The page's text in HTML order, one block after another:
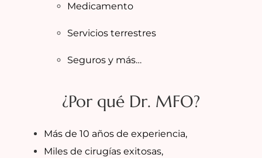
Medicamento
Servicios terrestres
Seguros y más…
¿Por qué Dr. MFO?
Más de 10 años de experiencia,
Miles de cirugías exitosas,